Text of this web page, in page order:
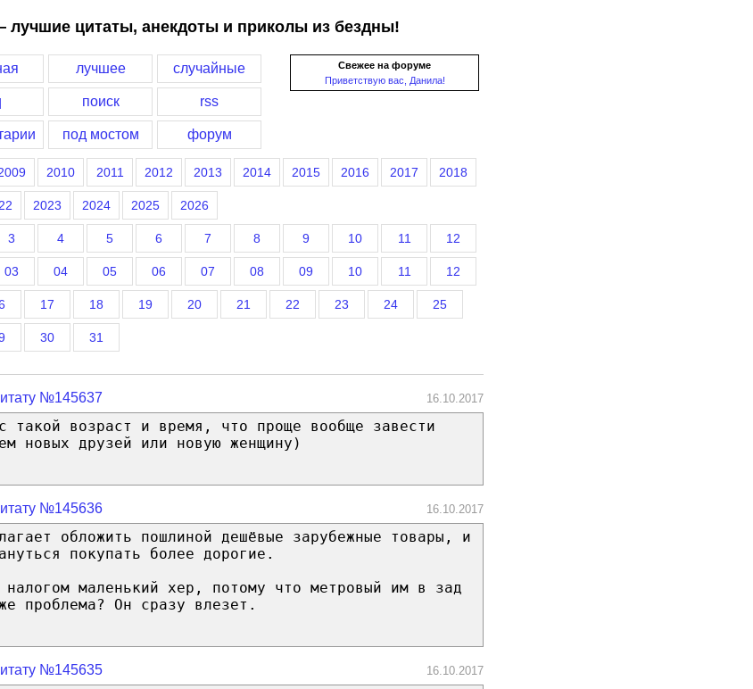
лучшие цитаты, анекдоты и приколы из бездны!
Свежее на форуме
Приветствую вас, Данила!
лучшее случайные
поиск rss
под мостом форум
2010 2011 2012 2013 2014 2015 2016 2017 2018
2023 2024 2025 2026
3 4 5 6 7 8 9 10 11 12
03 04 05 06 07 08 09 10 11 12
17 18 19 20 21 22 23 24 25
30 31
№145637 16.10.2017
такой возраст и время, что проще вообще завести
новых друзей или новую женщину)
№145636 16.10.2017
обложить пошлиной дешёвые зарубежные товары, и
покупать более дорогие.
маленький хер, потому что метровый им в зад
проблема? Он сразу влезет.
№145635 16.10.2017